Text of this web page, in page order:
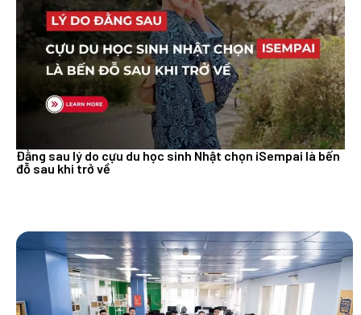
Đằng sau lý do cựu du học sinh Nhật chọn iSempai là bến
đỗ sau khi trở về